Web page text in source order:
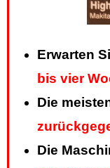
Erwarten
bis vier
Die
Die